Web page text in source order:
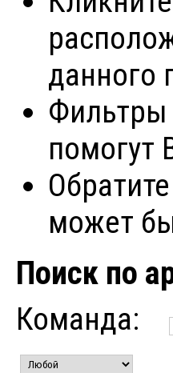
данного
Фильтры
может
Поиск по
Команда: